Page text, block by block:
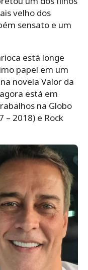
velho dos
sensato e um
está longe
papel em um
novela Valor da
está em
na Globo
– 2018) e Rock